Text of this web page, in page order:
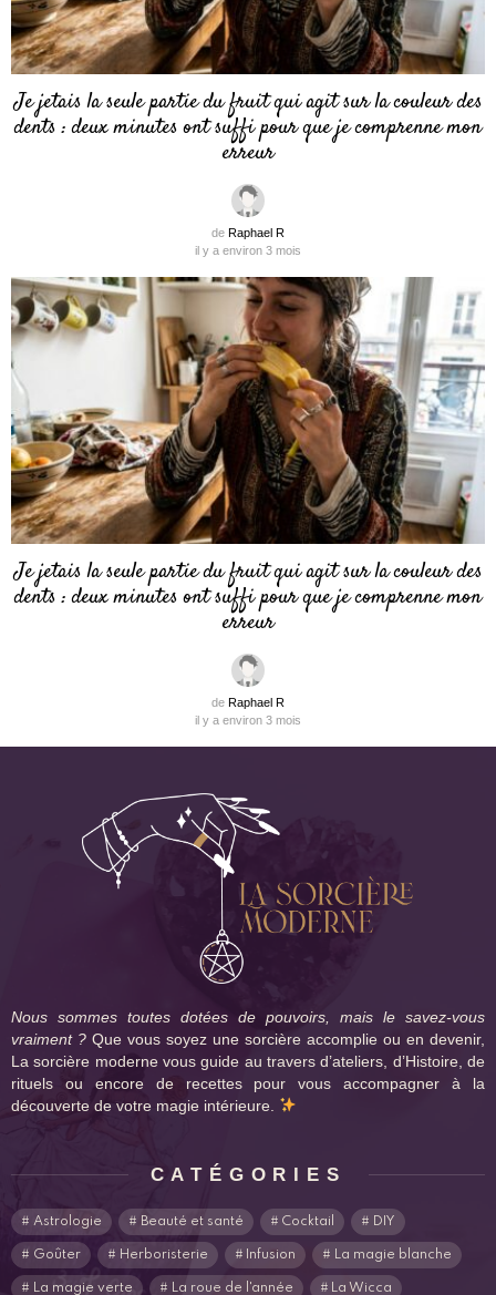
Je jetais la seule partie du fruit qui agit sur la couleur des
dents : deux minutes ont suffi pour que je comprenne mon
erreur
de Raphael R
il y a environ 3 mois
Je jetais la seule partie du fruit qui agit sur la couleur des
dents : deux minutes ont suffi pour que je comprenne mon
erreur
de Raphael R
il y a environ 3 mois
Nous sommes toutes dotées de pouvoirs, mais le savez-vous
vraiment ? Que vous soyez une sorcière accomplie ou en devenir,
La sorcière moderne vous guide au travers d’ateliers, d’Histoire, de
rituels ou encore de recettes pour vous accompagner à la
découverte de votre magie intérieure.
CATÉGORIES
Astrologie Beauté et santé Cocktail DIY
Goûter Herboristerie Infusion La magie blanche
La magie verte La roue de l'année La Wicca